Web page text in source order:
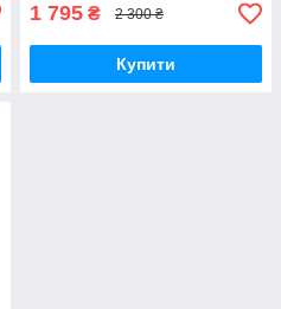
1 795 ₴ 2 300 ₴
Купити